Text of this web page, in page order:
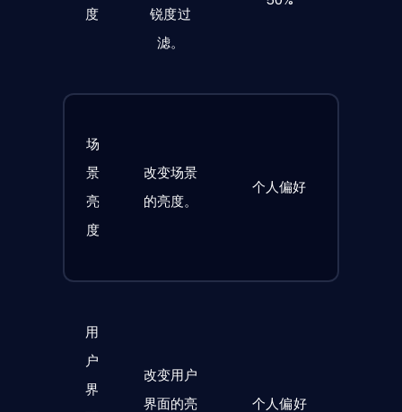
度
锐度过
滤。
场
景
亮
度
改变场景
的亮度。
个人偏好
用
户
界
改变用户
界面的亮
个人偏好